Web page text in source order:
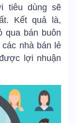
tiêu dùng sẽ
Kết quả là,
qua bán buôn
nhà bán lẻ
lợi nhuận